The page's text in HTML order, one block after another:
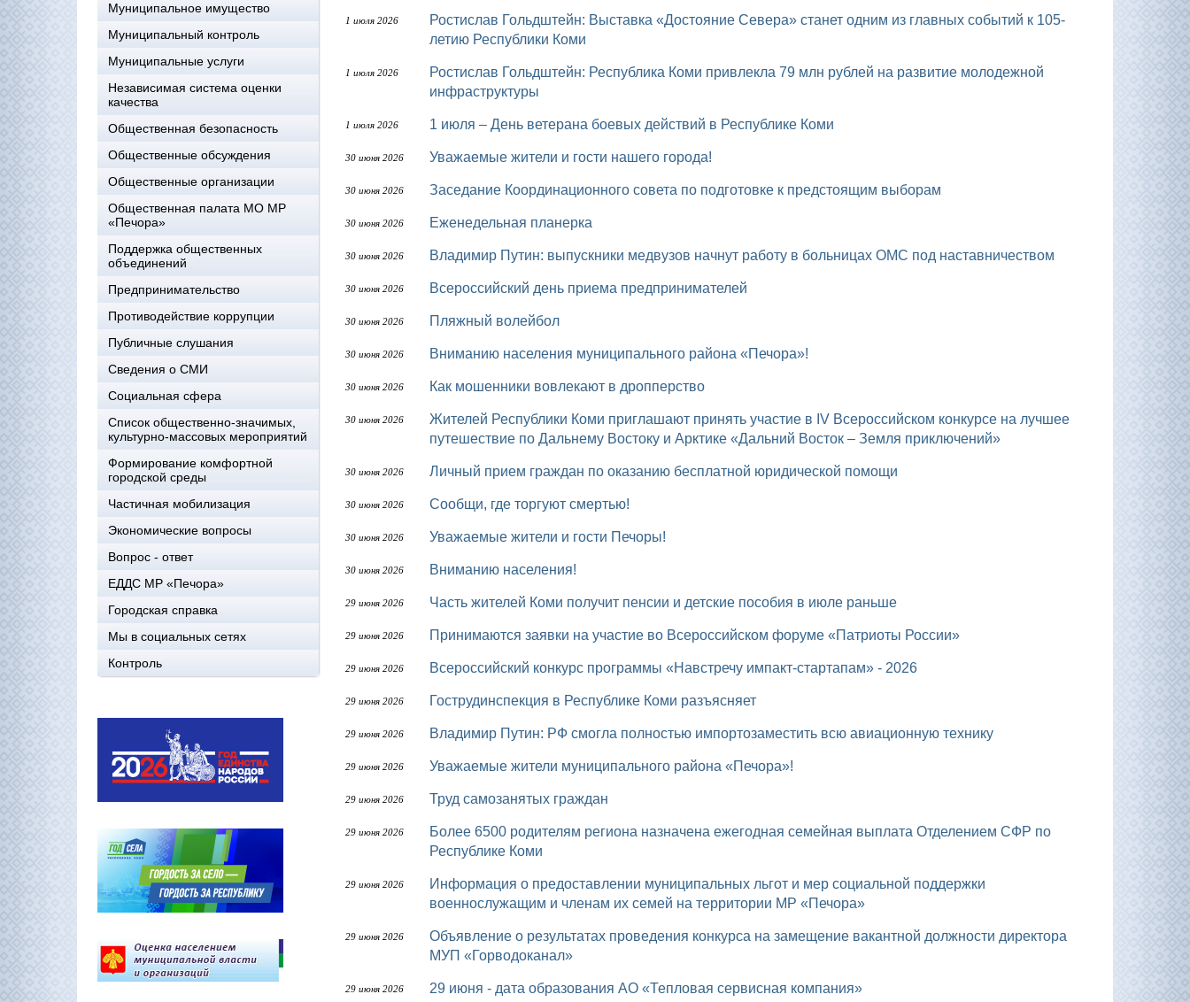
Муниципальное имущество
Муниципальный контроль
Муниципальные услуги
Независимая система оценки
качества
Общественная безопасность
Общественные обсуждения
Общественные организации
Общественная палата МО МР
«Печора»
Поддержка общественных
объединений
Предпринимательство
Противодействие коррупции
Публичные слушания
Сведения о СМИ
Социальная сфера
Список общественно-значимых,
культурно-массовых мероприятий
Формирование комфортной
городской среды
Частичная мобилизация
Экономические вопросы
Вопрос - ответ
ЕДДС МР «Печора»
Городская справка
Мы в социальных сетях
Контроль
1 июля 2026
Ростислав Гольдштейн: Выставка «Достояние Севера» станет одним из главных событий к 105-
летию Республики Коми
1 июля 2026
Ростислав Гольдштейн: Республика Коми привлекла 79 млн рублей на развитие молодежной
инфраструктуры
1 июля 2026 1 июля – День ветерана боевых действий в Республике Коми
30 июня 2026 Уважаемые жители и гости нашего города!
30 июня 2026 Заседание Координационного совета по подготовке к предстоящим выборам
30 июня 2026 Еженедельная планерка
30 июня 2026 Владимир Путин: выпускники медвузов начнут работу в больницах ОМС под наставничеством
30 июня 2026 Всероссийский день приема предпринимателей
30 июня 2026 Пляжный волейбол
30 июня 2026 Вниманию населения муниципального района «Печора»!
30 июня 2026 Как мошенники вовлекают в дропперство
30 июня 2026
Жителей Республики Коми приглашают принять участие в IV Всероссийском конкурсе на лучшее
путешествие по Дальнему Востоку и Арктике «Дальний Восток – Земля приключений»
30 июня 2026 Личный прием граждан по оказанию бесплатной юридической помощи
30 июня 2026 Сообщи, где торгуют смертью!
30 июня 2026 Уважаемые жители и гости Печоры!
30 июня 2026 Вниманию населения!
29 июня 2026 Часть жителей Коми получит пенсии и детские пособия в июле раньше
29 июня 2026 Принимаются заявки на участие во Всероссийском форуме «Патриоты России»
29 июня 2026 Всероссийский конкурс программы «Навстречу импакт-стартапам» - 2026
29 июня 2026 Гострудинспекция в Республике Коми разъясняет
29 июня 2026 Владимир Путин: РФ смогла полностью импортозаместить всю авиационную технику
29 июня 2026 Уважаемые жители муниципального района «Печора»!
29 июня 2026 Труд самозанятых граждан
29 июня 2026
Более 6500 родителям региона назначена ежегодная семейная выплата Отделением СФР по
Республике Коми
29 июня 2026
Информация о предоставлении муниципальных льгот и мер социальной поддержки
военнослужащим и членам их семей на территории МР «Печора»
29 июня 2026
Объявление о результатах проведения конкурса на замещение вакантной должности директора
МУП «Горводоканал»
29 июня 2026 29 июня - дата образования АО «Тепловая сервисная компания»